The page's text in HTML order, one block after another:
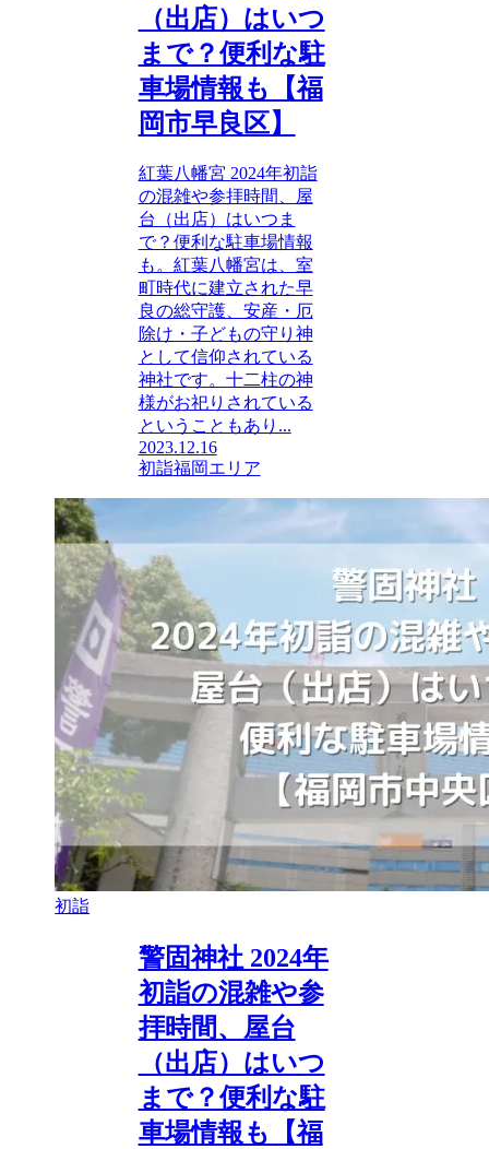
（出店）はいつ
まで？便利な駐
車場情報も【福
岡市早良区】
紅葉八幡宮 2024年初詣
の混雑や参拝時間、屋
台（出店）はいつま
で？便利な駐車場情報
も。紅葉八幡宮は、室
町時代に建立された早
良の総守護、安産・厄
除け・子どもの守り神
として信仰されている
神社です。十二柱の神
様がお祀りされている
ということもあり...
2023.12.16
初詣福岡エリア
初詣
警固神社 2024年
初詣の混雑や参
拝時間、屋台
（出店）はいつ
まで？便利な駐
車場情報も【福